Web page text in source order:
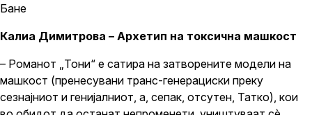
Бане
Калиа Димитрова – Архетип на токсична машкост
– Романот „Тони“ е сатира на затворените модели на
машкост (пренесувани транс-генерациски преку
сезнајниот и генијалниот, а, сепак, отсутен, Татко), кои